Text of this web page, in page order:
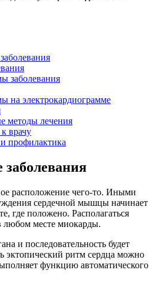
заболевания
на электрокардиограмме
методы лечения
врачу
профилактика
расположение чего-то. Иными
сердечной мышцы начинает
где положено. Располагаться
любом месте миокарды.
и последовательность будет
эктопический ритм сердца можно
функцию автоматического